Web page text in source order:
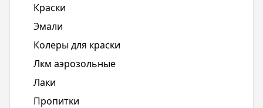
Краски
Эмали
Колеры для краски
Лкм аэрозольные
Лаки
Пропитки